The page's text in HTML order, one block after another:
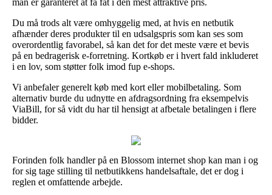
Du må trods alt være omhyggelig med, at hvis en netbutik
afhænder deres produkter til en udsalgspris som kan ses som
overordentlig favorabel, så kan det for det meste være et bevis
på en bedragerisk e-forretning. Kortkøb er i hvert fald inkluderet
i en lov, som støtter folk imod fup e-shops.
Vi anbefaler generelt køb med kort eller mobilbetaling. Som
alternativ burde du udnytte en afdragsordning fra eksempelvis
ViaBill, for så vidt du har til hensigt at afbetale betalingen i flere
bidder.
Forinden folk handler på en Blossom internet shop kan man i og
for sig tage stilling til netbutikkens handelsaftale, det er dog i
reglen et omfattende arbejde.